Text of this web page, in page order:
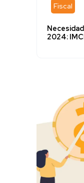
Fiscal
2024: